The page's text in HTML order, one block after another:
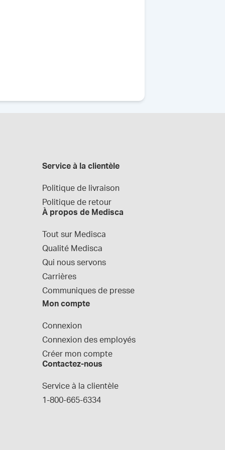
Service à la clientèle
Politique de livraison
Politique de retour
À propos de Medisca
Tout sur Medisca
Qualité Medisca
Qui nous servons
Carrières
Communiques de presse
Mon compte
Connexion
Connexion des employés
Créer mon compte
Contactez-nous
Service à la clientèle
1-800-665-6334